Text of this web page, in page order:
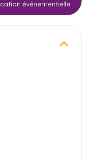
événementielle